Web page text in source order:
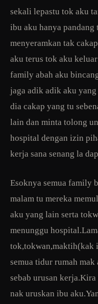
sekali lepastu tok aku
ibu aku hanya pandang
menyeramkan tak
aku terus tok aku
family abah aku
jaga adik adik aku
dia cakap yang tu
lain dan minta tolong
hospital dengan izin
kerja sana senang la
Esoknya semua family
malam tu mereka
aku yang lain serta
menunggu
tok,tokwan,maktih(kak
semua tidur rumah
sebab urusan
nak uruskan ibu